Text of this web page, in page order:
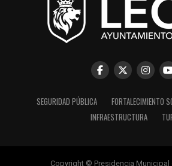
SEGURIDAD PÚBLICA FORTALECIMIENTO
INFRAESTRUCTURA
Copyright © Presidencia Municipal